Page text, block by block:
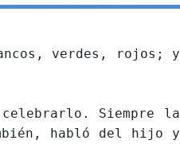
verdes, rojos; y
Siempre la
habló del hijo y